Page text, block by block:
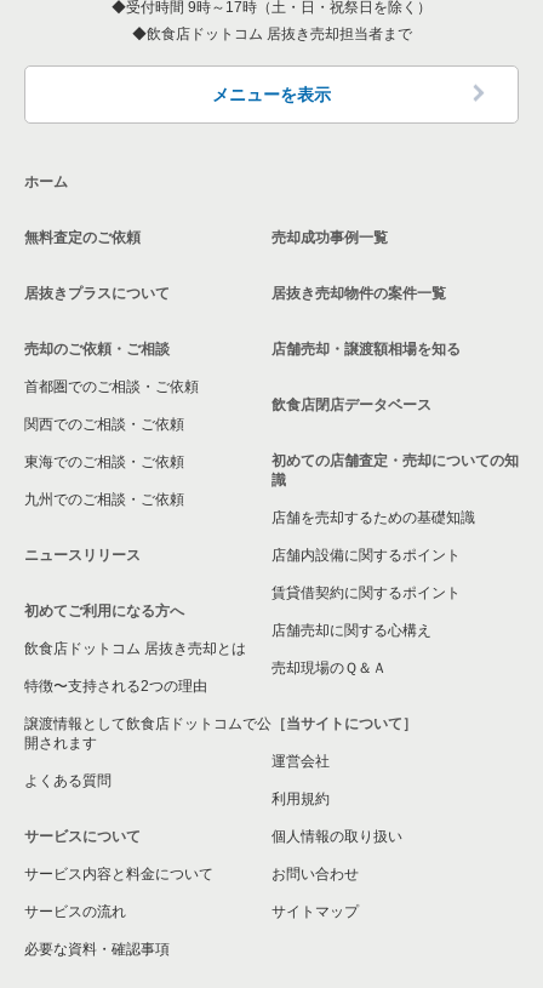
受付時間 9時～17時（土・日・祝祭日を除く）
飲食店ドットコム 居抜き売却担当者まで
メニューを表示
ホーム
無料査定のご依頼
居抜きプラスについて
売却のご依頼・ご相談
首都圏でのご相談・ご依頼
関西でのご相談・ご依頼
東海でのご相談・ご依頼
九州でのご相談・ご依頼
ニュースリリース
初めてご利用になる方へ
飲食店ドットコム 居抜き売却とは
特徴〜支持される2つの理由
譲渡情報として飲食店ドットコムで公
開されます
よくある質問
サービスについて
サービス内容と料金について
サービスの流れ
必要な資料・確認事項
売却成功事例一覧
居抜き売却物件の案件一覧
店舗売却・譲渡額相場を知る
飲食店閉店データベース
初めての店舗査定・売却についての知
識
店舗を売却するための基礎知識
店舗内設備に関するポイント
賃貸借契約に関するポイント
店舗売却に関する心構え
売却現場のＱ＆Ａ
［当サイトについて］
運営会社
利用規約
個人情報の取り扱い
お問い合わせ
サイトマップ